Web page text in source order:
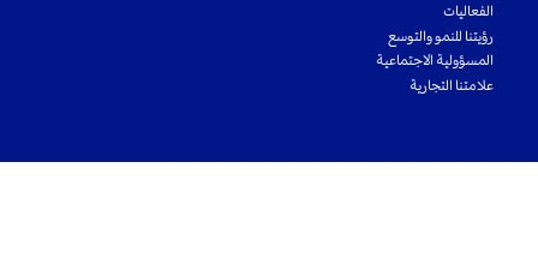
الفعاليات
رؤيتنا للنمو والتوسع
المسؤولية الاجتماعية
علامتنا التجارية